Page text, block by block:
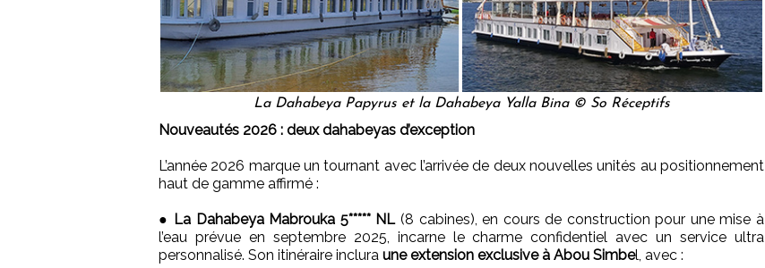
La Dahabeya Papyrus et la Dahabeya Yalla Bina © So Réceptifs
Nouveautés 2026 : deux dahabeyas d’exception
L’année 2026 marque un tournant avec l’arrivée de deux nouvelles unités au positionnement
haut de gamme affirmé :
● La Dahabeya Mabrouka 5***** NL(8 cabines), en cours de construction pour une mise à
l’eau prévue en septembre 2025, incarne le charme confidentiel avec un service ultra
personnalisé. Son itinéraire inclura une extension exclusive à Abou Simbel, avec :